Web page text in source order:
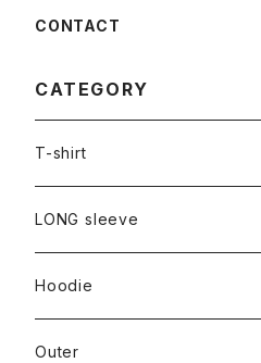
CONTACT
CATEGORY
T-shirt
LONG sleeve
Hoodie
Outer